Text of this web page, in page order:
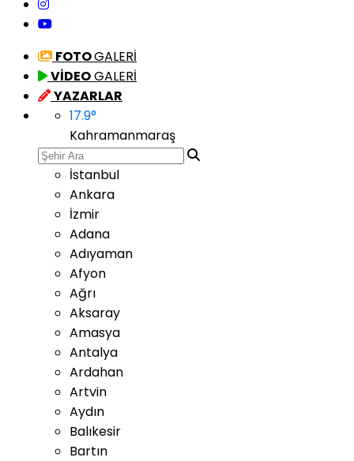
FOTOGALERİ
VİDEOGALERİ
YAZARLAR
17.9°
Kahramanmaraş
İstanbul
Ankara
İzmir
Adana
Adıyaman
Afyon
Ağrı
Aksaray
Amasya
Antalya
Ardahan
Artvin
Aydın
Balıkesir
Bartın